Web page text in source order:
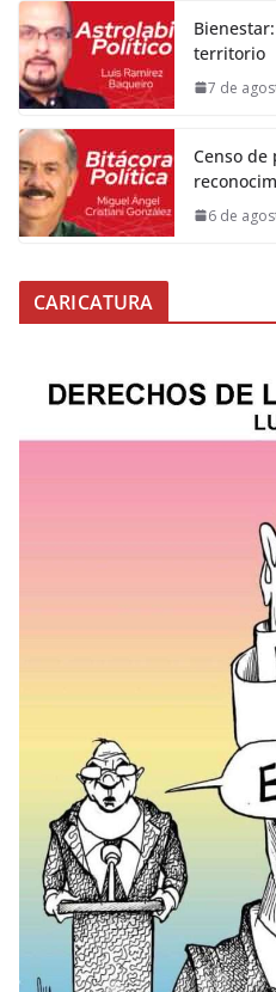
territorio
7 de
Censo de
6 de
CARICATURA